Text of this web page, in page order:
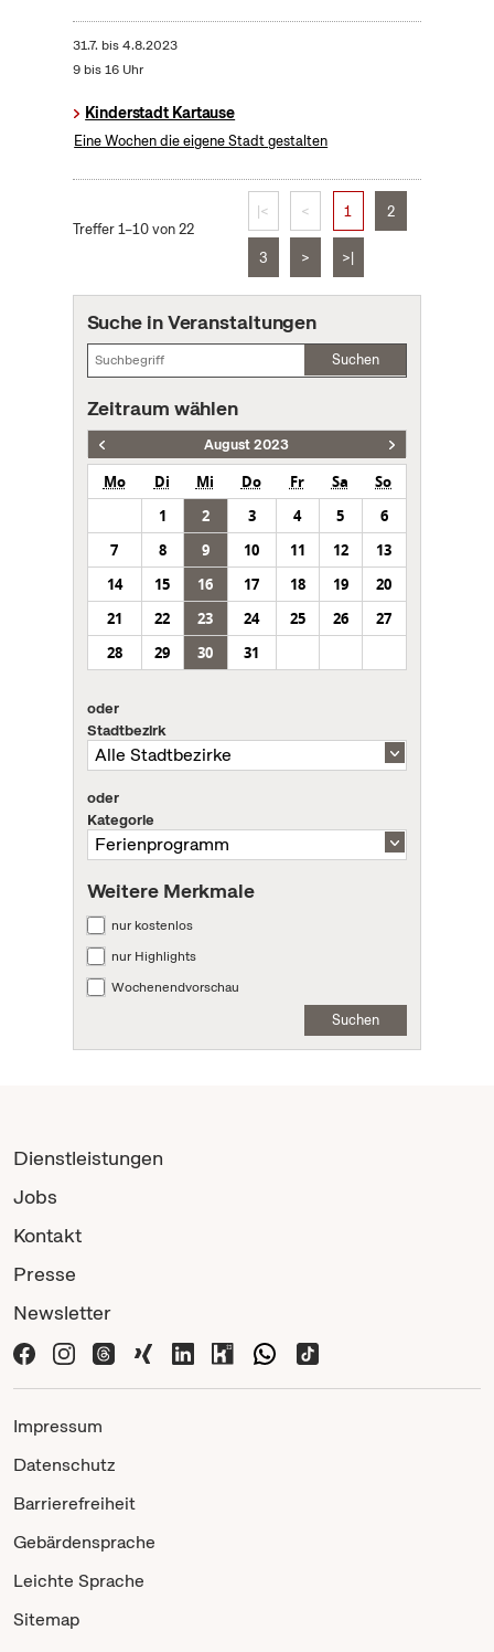
31.7. bis4.8.2023
9 bis 16 Uhr
Kinderstadt Kartause
Eine Wochen die eigene Stadt gestalten
Treffer 1–10 von 22
|< < 1 2
3 > >|
Suche in Veranstaltungen
Suchen
Zeitraum wählen
August 2023
Mo Di Mi Do Fr Sa
So
1
2 3 4 5
6
7
8 9 10 11 12
13
14
15 16 17 18 19
20
21
22 23 24 25 26
27
28
29 30 31
oder
Stadtbezirk
oder
Kategorie
Weitere Merkmale
nur kostenlos
nur Highlights
Wochenendvorschau
Suchen
Dienstleistungen
Jobs
Kontakt
Presse
Newsletter
Impressum
Datenschutz
Barrierefreiheit
Gebärdensprache
Leichte Sprache
Sitemap